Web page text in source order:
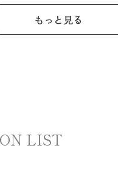
もっと見る
LIST